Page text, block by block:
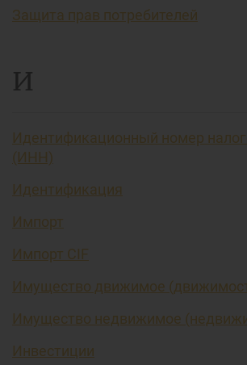
Защита прав потребителей
И
Идентификационный номер
(ИНН)
Идентификация
Импорт
Импорт CIF
Имущество движимое
Имущество недвижимое
Инвестиции